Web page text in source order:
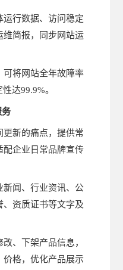
运行数据、访问稳定
维简报，同步网站运
可将网站全年故障率
达99.9%。
务
更新的痛点，提供常
配企业日常品牌宣传
新闻、行业资讯、公
、资质证书等文字及
、下架产品信息，
价格，优化产品展示